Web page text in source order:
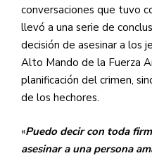
conversaciones que tuvo
llevó a una serie de
decisión de asesinar a los
Alto Mando de la Fuerza
planificación del crimen,
de los hechores.
«Puedo decir con toda
asesinar a una persona